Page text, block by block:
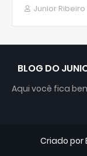
Junior Ribeiro
BLOG DO
Aqui você fica
Criado por